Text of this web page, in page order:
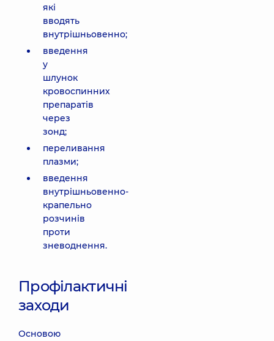
які
вводять
внутрішньовенно;
введення
у
шлунок
кровоспинних
препаратів
через
зонд;
переливання
плазми;
введення
внутрішньовенно-
крапельно
розчинів
проти
зневоднення.
Профілактичні
заходи
Основою